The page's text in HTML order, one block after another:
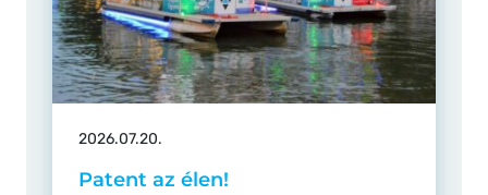
2026.07.20.
Patent az élen!